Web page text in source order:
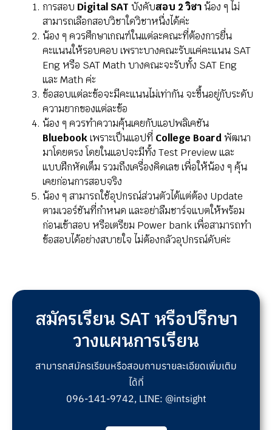
การสอบ Digital SAT บังคับสอบ 2 วิชา น้อง ๆ ไม่
สามารถเลือกสอบวิชาใดวิชาหนึ่งได้ค่ะ
น้อง ๆ ควรศึกษาเกณฑ์ในแต่ละคณะที่ต้องการยื่น
คะแนนให้รอบคอบ เพราะบางคณะรับแค่คะแนน SAT
Eng หรือ SAT Math บางคณะจะรับทั้ง SAT Eng
และ Math ค่ะ
ข้อสอบแต่ละข้อจะมีคะแนนไม่เท่ากัน จะขึ้นอยู่กับระดับ
ความยากของแต่ละข้อ
น้อง ๆ ควรทำความคุ้นเคยกับแอปพลิเคชัน
Bluebookเพราะเป็นแอปที่ College Board พัฒนา
มาโดยตรง โดยในแอปจะมีทั้ง Test Preview และ
แบบฝึกหัดเต็ม รวมถึงเครื่องคิดเลข เพื่อให้น้อง ๆ คุ้น
เคยก่อนการสอบจริง
น้อง ๆ สามารถใช้อุปกรณ์ส่วนตัวได้แต่ต้อง Update
ตามเวอร์ชันที่กำหนด และอย่าลืมชาร์จแบตให้พร้อม
ก่อนเข้าสอบ หรือเตรียม Power bank เพื่อสามารถทำ
ข้อสอบได้อย่างสบายใจ ไม่ต้องกลัวอุปกรณ์ดับค่ะ
สมัครเรียน SAT หรือปรึกษา
วางแผนการเรียน
สามารถสมัครเรียนหรือสอบถามรายละเอียดเพิ่มเติม
ได้ที่
096-141-9742, LINE: @intsight